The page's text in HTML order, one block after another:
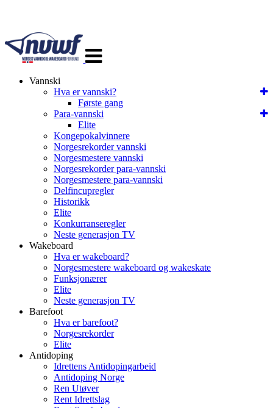
navigasjon
Vannski
Hva er vannski?
Første gang
Para-vannski
Elite
Kongepokalvinnere
Norgesrekorder vannski
Norgesmestere vannski
Norgesrekorder para-vannski
Norgesmestere para-vannski
Delfincupregler
Historikk
Elite
Konkurranseregler
Neste generasjon TV
Wakeboard
Hva er wakeboard?
Norgesmestere wakeboard og wakeskate
Funksjonærer
Elite
Neste generasjon TV
Barefoot
Hva er barefoot?
Norgesrekorder
Elite
Antidoping
Idrettens Antidopingarbeid
Antidoping Norge
Ren Utøver
Rent Idrettslag